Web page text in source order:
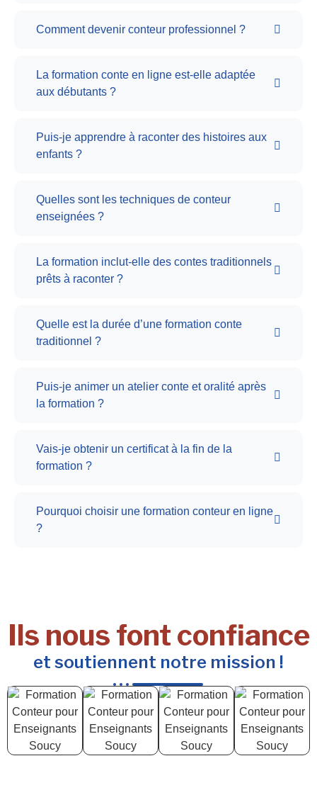
Comment devenir conteur professionnel ?
La formation conte en ligne est-elle adaptée
aux débutants ?
Puis-je apprendre à raconter des histoires aux
enfants ?
Quelles sont les techniques de conteur
enseignées ?
La formation inclut-elle des contes traditionnels
prêts à raconter ?
Quelle est la durée d’une formation conte
traditionnel ?
Puis-je animer un atelier conte et oralité après
la formation ?
Vais-je obtenir un certificat à la fin de la
formation ?
Pourquoi choisir une formation conteur en ligne
?
Ils nous font confiance
et soutiennent notre mission !